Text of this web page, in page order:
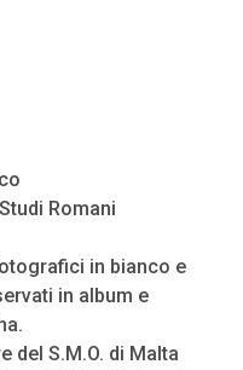
Romani
in bianco e
in album e
del S.M.O. di Malta